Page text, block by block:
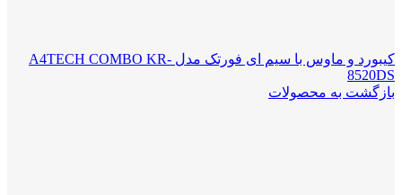
کیبورد و ماوس با سیم ای فورتک مدل A4TECH COMBO KR-
8520DS
بازگشت به محصولات